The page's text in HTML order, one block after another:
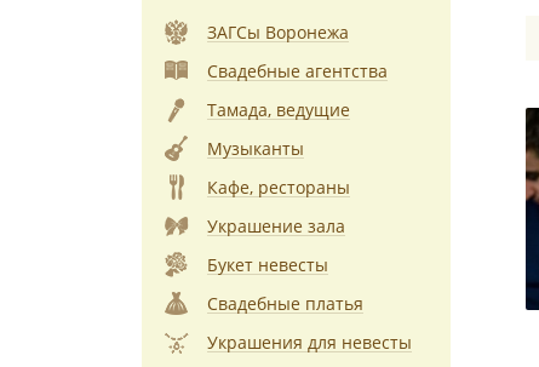
ЗАГСы Воронежа
Свадебные агентства
Тамада, ведущие
Музыканты
Кафе, рестораны
Украшение зала
Букет невесты
Свадебные платья
Украшения для невесты